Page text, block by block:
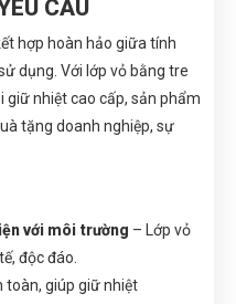
CẦU
hợp hoàn hảo giữa tính
dụng. Với lớp vỏ bằng tre
nhiệt cao cấp, sản phẩm
tặng doanh nghiệp, sự
với môi trường – Lớp vỏ
độc đáo.
toàn, giúp giữ nhiệt